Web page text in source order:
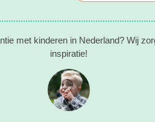
met kinderen in Nederland? Wij
inspiratie!